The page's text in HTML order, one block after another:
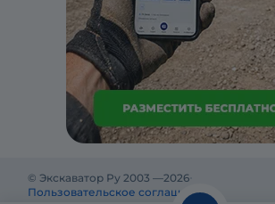
© Экскаватор Ру 2003 —2026
Пользовательское соглашение